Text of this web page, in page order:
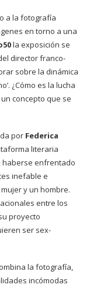
a la fotografía
en torno a una
la exposición se
director franco-
sobre la dinámica
¿Cómo es la lucha
concepto que se
por Federica
literaria
haberse enfrentado
inefable e
y un hombre.
entre los
proyecto
ser sex-
la fotografía,
incómodas